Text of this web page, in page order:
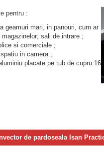
pentru :
geamuri mari, in panouri, cum ar
sali de intrare ;
si comerciale ;
in camera ;
placate pe tub de cupru 16
de pardoseala Isan